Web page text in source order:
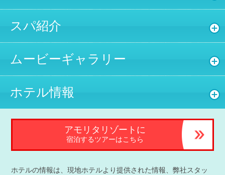
スパ紹介
ムービーギャラリー
ホテル情報
アモリタリゾートに
宿泊するツアーはこちら
ホテルの情報は、現地ホテルより提供された情報、弊社スタッ